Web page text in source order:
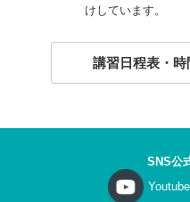
けしています。
講習日程表・
SNS公
Youtube